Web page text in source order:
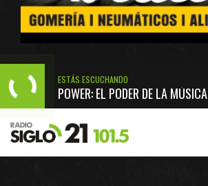
ESTÁS ESCUCHANDO
POWER: EL PODER DE LA MÚSICA